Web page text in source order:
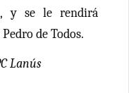
y se le rendirá
de Todos.
Lanús